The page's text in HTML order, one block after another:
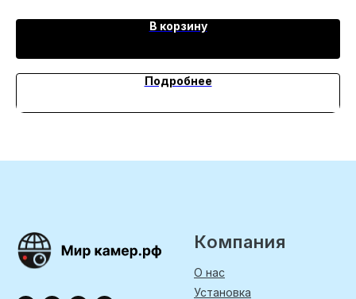
В корзину
Подробнее
Компания
О нас
Установка